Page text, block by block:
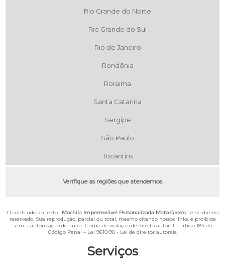
Serviços
Rio Grande do Norte
Rio Grande do Sul
Rio de Janeiro
Rondônia
Roraima
Santa Catarina
Sergipe
São Paulo
Tocantins
Verifique as regiões que atendemos
O conteúdo do texto "Mochila Impermeável Personalizada Mato Grosso" é de direito
reservado. Sua reprodução, parcial ou total, mesmo citando nossos links, é proibida
sem a autorização do autor. Crime de violação de direito autoral – artigo 184 do
Código Penal – Lei 9610/98 - Lei de direitos autorais.